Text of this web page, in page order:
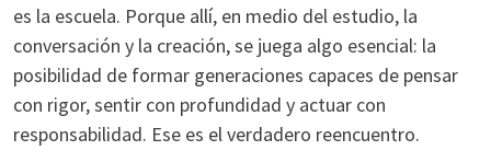
es la escuela. Porque allí, en medio del estudio, la
conversación y la creación, se juega algo esencial: la
posibilidad de formar generaciones capaces de pensar
con rigor, sentir con profundidad y actuar con
responsabilidad. Ese es el verdadero reencuentro.